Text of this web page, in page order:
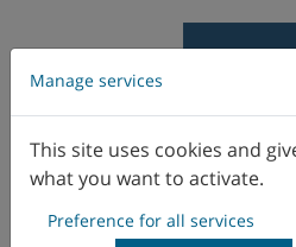
セットアップ不
Manage services
This site uses cookies and
what you want to activate.
Preference for all services